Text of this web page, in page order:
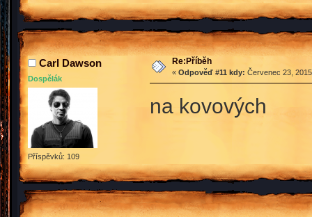
Carl Dawson
Dospělák
Příspěvků: 109
Re:Příběh
« Odpověď #11 kdy: Červenec 23,
na kovových